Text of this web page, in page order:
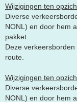
Wijzigingen ten
Diverse
NONL) en door hem
pakket.
Deze
route.
Wijzigingen ten
Diverse
NONL) en door hem